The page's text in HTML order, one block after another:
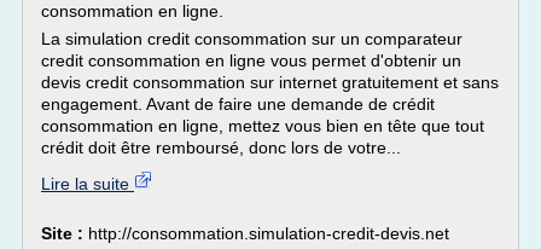
consommation en ligne.
La simulation credit consommation sur un comparateur
credit consommation en ligne vous permet d'obtenir un
devis credit consommation sur internet gratuitement et sans
engagement. Avant de faire une demande de crédit
consommation en ligne, mettez vous bien en tête que tout
crédit doit être remboursé, donc lors de votre...
Lire la suite
Site : http://consommation.simulation-credit-devis.net